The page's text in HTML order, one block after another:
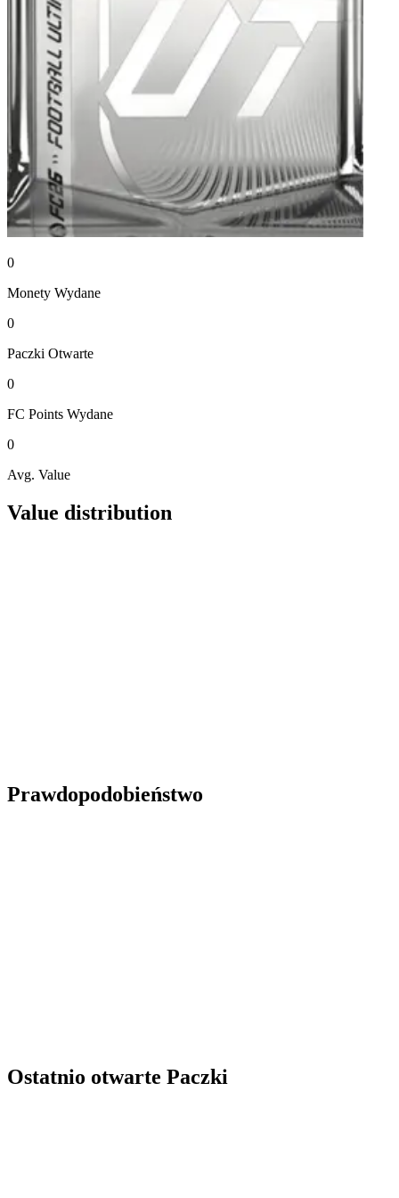
0
Monety Wydane
0
Paczki Otwarte
0
FC Points Wydane
0
Avg. Value
Value distribution
Prawdopodobieństwo
Ostatnio otwarte Paczki